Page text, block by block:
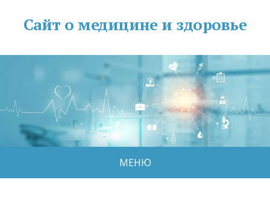
Сайт о медицине и здоровье
МЕНЮ